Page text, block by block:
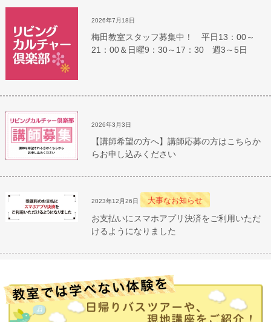
2026年7月18日
梅田教室スタッフ募集中！ 平日13：00～
21：00＆日曜9：30～17：30 週3～5日
2026年3月3日
【講師希望の方へ】講師応募の方はこちらか
らお申し込みください
2023年12月26日 大事なお知らせ
お支払いにスマホアプリ決済をご利用いただ
けるようになりました